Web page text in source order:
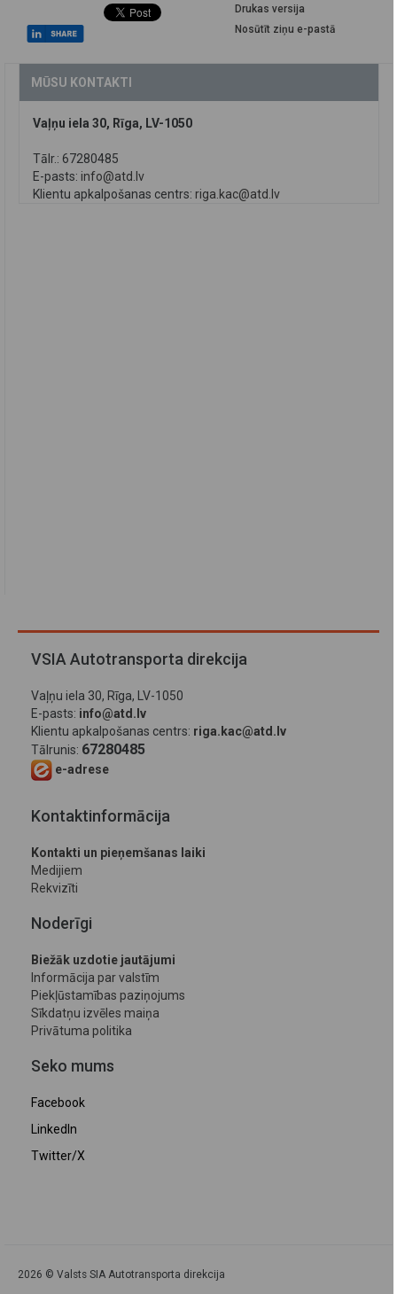
Drukas versija
Nosūtīt ziņu e-pastā
MŪSU KONTAKTI
Vaļņu iela 30, Rīga, LV-1050
Tālr.: 67280485
E-pasts: info@atd.lv
Klientu apkalpošanas centrs: riga.kac@atd.lv
VSIA Autotransporta direkcija
Vaļņu iela 30, Rīga, LV-1050
E-pasts: info@atd.lv
Klientu apkalpošanas centrs: riga.kac@atd.lv
Tālrunis: 67280485
e-adrese
Kontaktinformācija
Kontakti un pieņemšanas laiki
Medijiem
Rekvizīti
Noderīgi
Biežāk uzdotie jautājumi
Informācija par valstīm
Piekļūstamības paziņojums
Sīkdatņu izvēles maiņa
Privātuma politika
Seko mums
Facebook
LinkedIn
Twitter/X
2026 © Valsts SIA Autotransporta direkcija